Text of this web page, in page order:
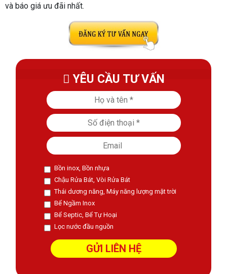
và báo giá ưu đãi nhất.
YÊU CẦU TƯ VẤN
Bồn inox, Bồn nhựa
Chậu Rửa Bát, Vòi Rửa Bát
Thái dương năng, Máy năng lượng mặt trời
Bể Ngầm Inox
Bể Septic, Bể Tự Hoại
Lọc nước đầu nguồn